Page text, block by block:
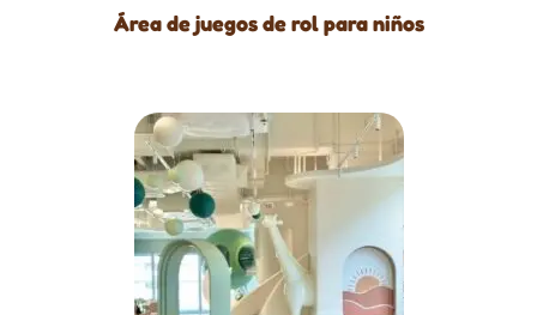
Área de juegos de rol para niños